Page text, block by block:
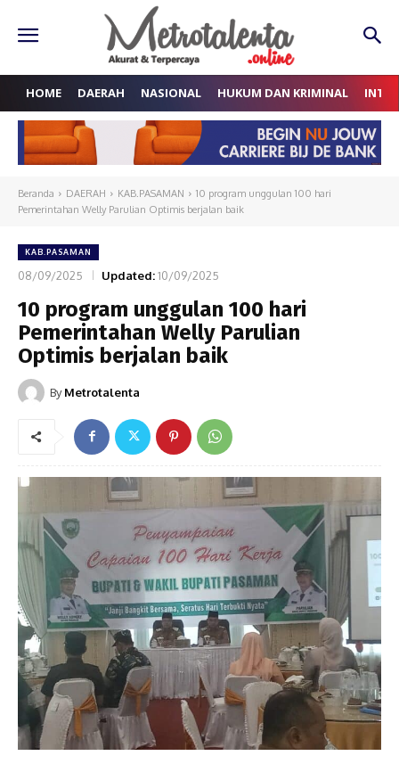
HOME DAERAH NASIONAL HUKUM DAN KRIMINAL
Beranda DAERAH KAB.PASAMAN
10 program unggulan 100 hari
Pemerintahan Welly Parulian Optimis berjalan baik
KAB.PASAMAN
08/09/2025 Updated:10/09/2025
10 program unggulan 100 hari
Pemerintahan Welly Parulian
Optimis berjalan baik
By Metrotalenta